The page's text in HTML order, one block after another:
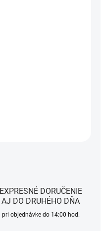
EXPRESNÉ DORUČENIE
AJ DO DRUHÉHO DŇA
pri objednávke do 14:00 hod.